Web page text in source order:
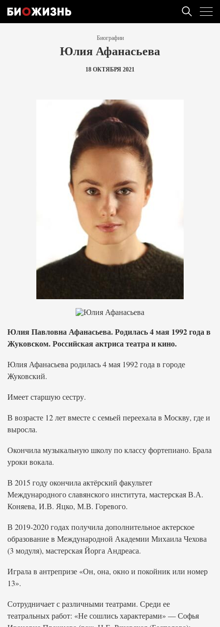
Биографии
Юлия Афанасьева
18 ОКТЯБРЯ 2021
Юлия Павловна Афанасьева. Родилась 4 мая 1992 года в
Жуковском. Российская актриса театра и кино.
Юлия Афанасьева родилась 4 мая 1992 года в городе
Жуковский.
Имеет старшую сестру.
В возрасте 12 лет вместе с семьей переехала в Москву, где и
выросла.
Окончила музыкальную школу по классу фортепиано. Брала
уроки вокала.
В 2015 году окончила актёрский факультет
Международного славянского института, мастерская В.А.
Коняева, И.В. Яцко, М.В. Горевого.
В 2019-2020 годах получила дополнительное актерское
образование в Международной Академии Михаила Чехова
(3 модуля), мастерская Йорга Андреаса.
Играла в антрепризе «Он, она, окно и покойник или номер
13».
Сотрудничает с различными театрами. Среди ее
театральных работ: «Не сошлись характерами» — Софья